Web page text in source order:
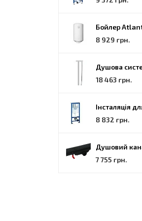
8 929 грн.
18 463 грн.
8 832 грн.
7 755 грн.